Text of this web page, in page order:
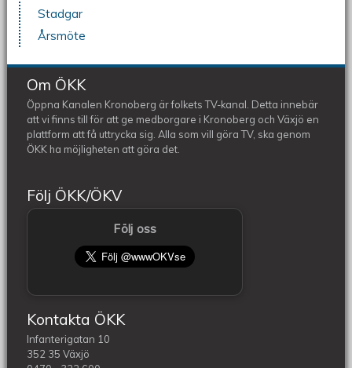
Stadgar
Årsmöte
Om ÖKK
Öppna Kanalen Kronoberg är folkets TV-kanal. Detta innebär
att vi finns till för att ge medborgare i Kronoberg och Växjö en
plattform att få uttrycka sig. Alla som vill göra TV, ska genom
ÖKK ha möjligheten att göra det.
Följ ÖKK/ÖKV
Följ oss
Kontakta ÖKK
Infanterigatan 10
352 35 Växjö